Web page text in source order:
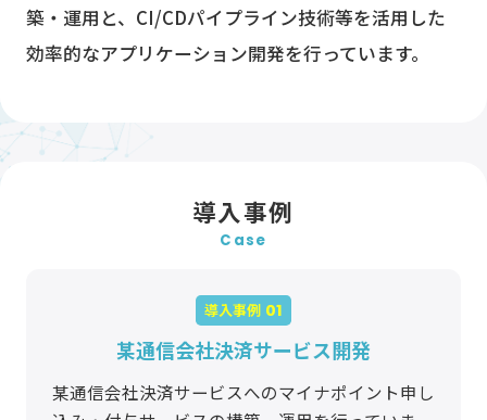
築・運用と、CI/CDパイプライン技術等を活用した
効率的なアプリケーション開発を行っています。
導入事例
Case
導入事例
某通信会社決済サービス開発
某通信会社決済サービスへのマイナポイント申し